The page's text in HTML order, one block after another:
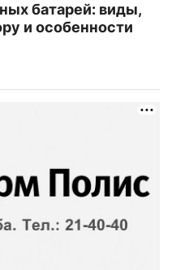
батарей: виды,
и особенности